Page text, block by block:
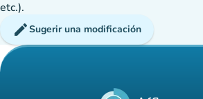
etc.).
editSugerir una modificación